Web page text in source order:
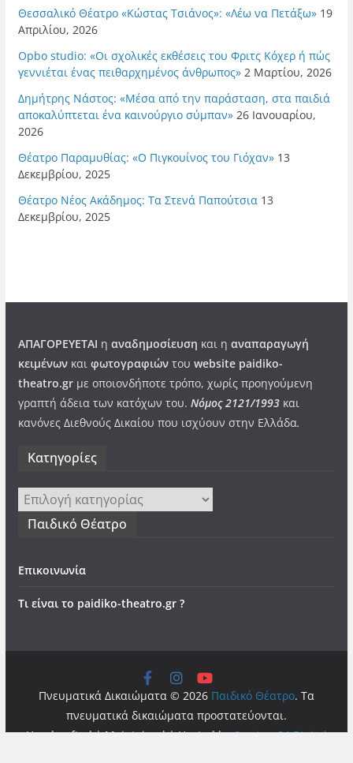
Θεσσαλικό Θέατρο «Κώστας Τσιάνος»: «Λέω να Πετάξω» 19
Απριλίου, 2026
Opbo studio: «Οι σχολικές εκθέσεις του Φριτς Κόχερ ή πώς
γεννιέται ένας πειθαρχημένος άνθρωπος» 2 Μαρτίου, 2026
Δημήτρης Νάστος: «Μέσα από την παράσταση, στα παιδιά
αποκαλύπτεται ένα καινούργιο σύμπαν» 26 Ιανουαρίου,
2026
Θέατρο Παραμυθίας: «Ο Πιγκουίνος του Γιόχαν» 13
Δεκεμβρίου, 2025
Θέατρο Νέος Ακάδημος: Τα Στενά Παπούτσια 13
Δεκεμβρίου, 2025
ΑΠΑΓΟΡΕΥΕΤΑΙ η αναδημοσίευση και η αναπαραγωγή
κειμένωνκαι φωτογραφιώντου website paidiko-
theatro.grμε οποιονδήποτε τρόπο, χωρίς προηγούμενη
γραπτή άδεια των κατόχων του. Νόμος 2121/1993και
κανόνες Διεθνούς Δικαίου που ισχύουν στην Ελλάδα.
Kατηγορίες
Kατηγορίες
Παιδικό Θέατρο
Επικοινωνία
Τι είναι το paidiko-theatro.gr ?
Πνευματικά Δικαιώματα © 2026 Παιδικό Θέατρο. Τα
πνευματικά δικαιώματα προστατεύονται.
Handcrafted | Maintained | Hosted byServices24 Digital